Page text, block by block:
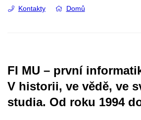
Kontakty Domů
FI MU – první
V historii, ve vědě, ve
studia. Od roku 1994